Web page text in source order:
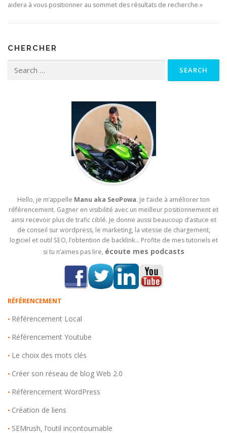
aidera à vous positionner au sommet des résultats de recherche.»
CHERCHER
Hello, je m’appelle Manu aka SeoPowa. Je t’aide à améliorer ton
référencement. Gagner en visibilité avec un meilleur positionnement et
ainsi recevoir plus de trafic ciblé. Je donne aussi beaucoup d’astuce et
de conseil sur wordpress, le marketing, la vitesse de chargement,
logiciel et outil SEO, l’obtention de backlink… Profite de mes tutoriels et
si tu n’aimes pas lire, écoute mes podcasts
RÉFÉRENCEMENT
• Référencement Local
• Référencement Youtube
• Le choix des mots clés
• Créer son réseau de blog Web 2.0
• Référencement WordPress
• Création de liens
• SEMrush, l’outil incontournable